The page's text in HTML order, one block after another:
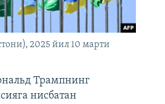
2025 йил 10 марти
Трампнинг
нисбатан